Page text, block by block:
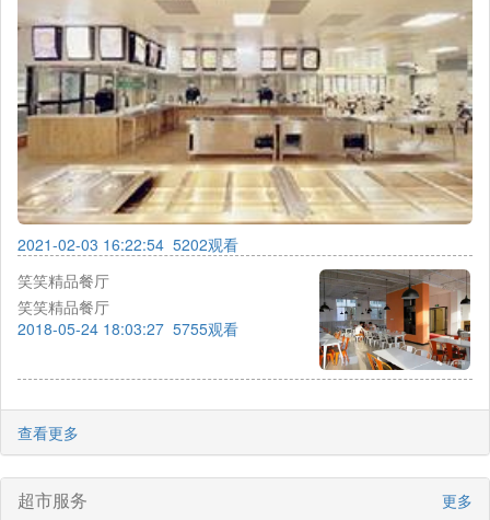
2021-02-03 16:22:54 5202观看
笑笑精品餐厅
笑笑精品餐厅
2018-05-24 18:03:27 5755观看
查看更多
超市服务 更多